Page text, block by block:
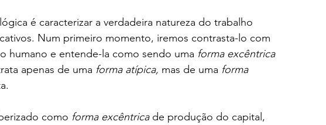
é caracterizar a verdadeira natureza do trabalho
Num primeiro momento, iremos contrasta-lo com
humano e entende-la como sendo uma forma excêntrica
apenas de uma forma atípica, mas de uma forma
como forma excêntrica de produção do capital,